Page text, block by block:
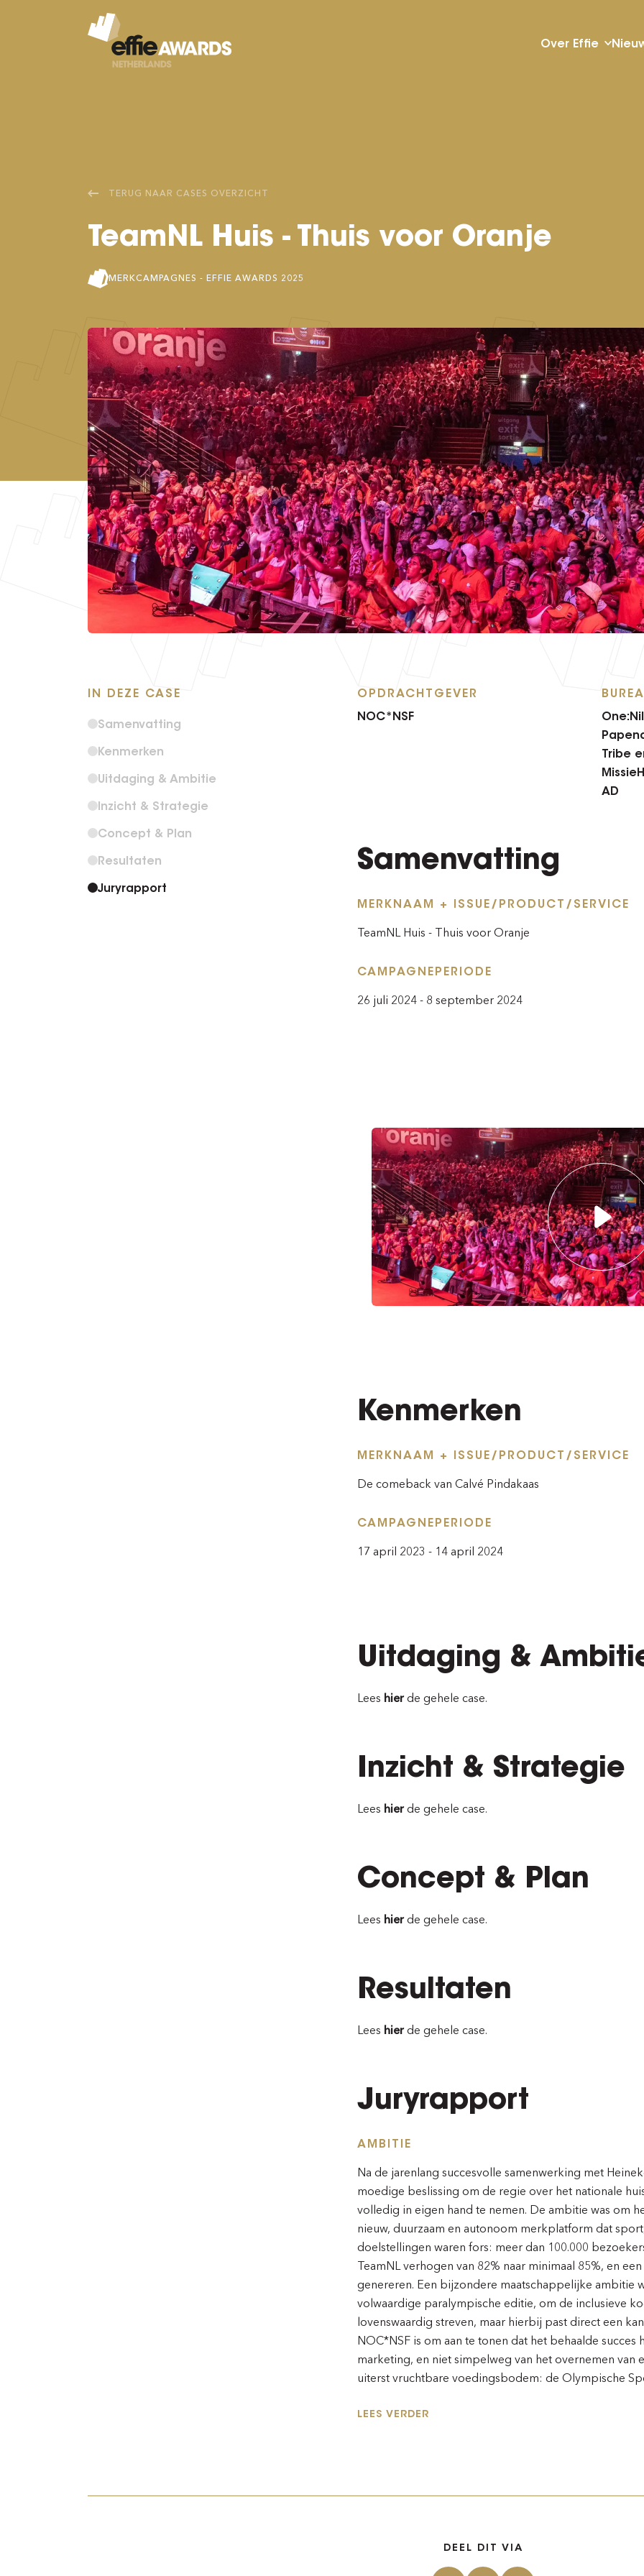
Over Effie
TERUG NAAR CASES OVERZICHT
TeamNL Huis - Thuis voor Oranje
MERKCAMPAGNES - EFFIE AWARDS 2025
IN DEZE CASE
Samenvatting
Kenmerken
Uitdaging & Ambitie
Inzicht & Strategie
Concept & Plan
Resultaten
Juryrapport
OPDRACHTGEVER
NOC*NSF
One:Nil
Tribe
AD
Samenvatting
MERKNAAM + ISSUE/PRODUCT/SERVICE
TeamNL Huis - Thuis voor Oranje
CAMPAGNEPERIODE
26 juli 2024 - 8 september 2024
Kenmerken
MERKNAAM + ISSUE/PRODUCT/SERVICE
De comeback van Calvé Pindakaas
CAMPAGNEPERIODE
17 april 2023 - 14 april 2024
Uitdaging &
Lees hierde gehele case.
Inzicht & Strategie
Lees hierde gehele case.
Concept & Plan
Lees hierde gehele case.
Resultaten
Lees hierde gehele case.
Juryrapport
AMBITIE
Na de jarenlang succesvolle samenwerking met
moedige beslissing om de regie over het nationale
volledig in eigen hand te nemen. De ambitie was om
nieuw, duurzaam en autonoom merkplatform dat
doelstellingen waren fors: meer dan 100.000
TeamNL verhogen van 82% naar minimaal 85%, en
genereren. Een bijzondere maatschappelijke ambitie
volwaardige paralympische editie, om de inclusieve
lovenswaardig streven, maar hierbij past direct een
NOC*NSF is om aan te tonen dat het behaalde succes
marketing, en niet simpelweg van het overnemen van
uiterst vruchtbare voedingsbodem: de Olympische
LEES VERDER
DEEL DIT VIA